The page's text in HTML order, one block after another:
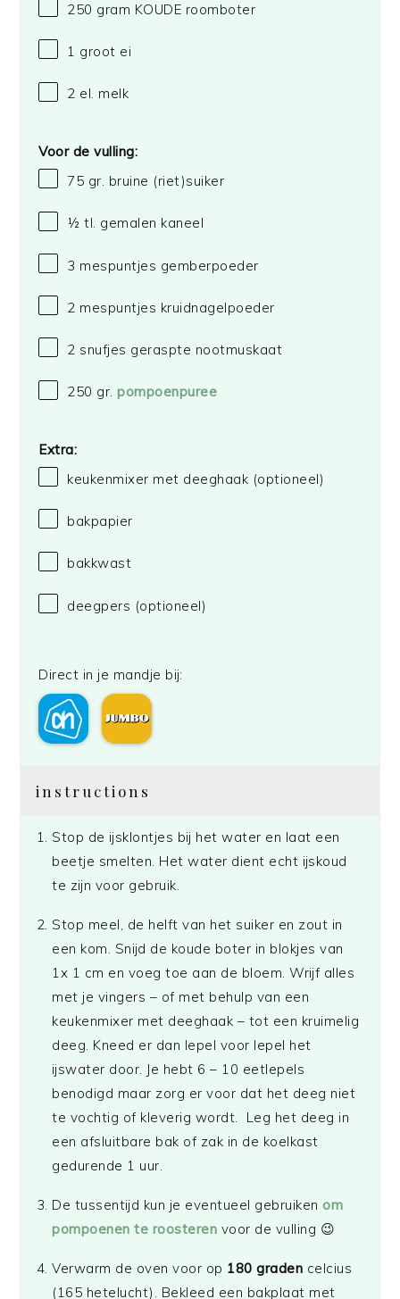
250 gram KOUDE roomboter
1 groot ei
2 el. melk
Voor de vulling:
75 gr. bruine (riet)suiker
½ tl. gemalen kaneel
3 mespuntjes gemberpoeder
2 mespuntjes kruidnagelpoeder
2 snufjes geraspte nootmuskaat
250 gr.pompoenpuree
Extra:
keukenmixer met deeghaak (optioneel)
bakpapier
bakkwast
deegpers (optioneel)
Direct in je mandje bij:
instructions
Stop de ijsklontjes bij het water en laat een
beetje smelten. Het water dient echt ijskoud
te zijn voor gebruik.
Stop meel, de helft van het suiker en zout in
een kom. Snijd de koude boter in blokjes van
1x 1 cm en voeg toe aan de bloem. Wrijf alles
met je vingers – of met behulp van een
keukenmixer met deeghaak – tot een kruimelig
deeg. Kneed er dan lepel voor lepel het
ijswater door. Je hebt 6 – 10 eetlepels
benodigd maar zorg er voor dat het deeg niet
te vochtig of kleverig wordt. Leg het deeg in
een afsluitbare bak of zak in de koelkast
gedurende 1 uur.
De tussentijd kun je eventueel gebruiken om
pompoenen te roosteren voor de vulling 😉
Verwarm de oven voor op 180 graden celcius
(165 hetelucht). Bekleed een bakplaat met